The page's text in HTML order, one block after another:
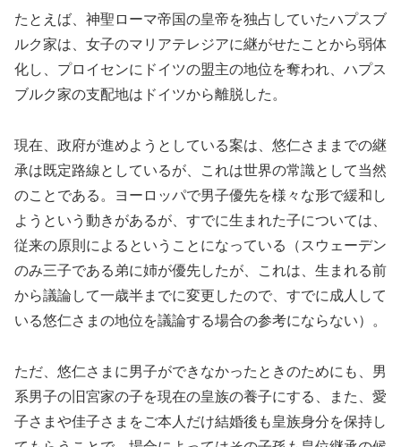
たとえば、神聖ローマ帝国の皇帝を独占していたハプスブ
ルク家は、女子のマリアテレジアに継がせたことから弱体
化し、プロイセンにドイツの盟主の地位を奪われ、ハプス
ブルク家の支配地はドイツから離脱した。
現在、政府が進めようとしている案は、悠仁さままでの継
承は既定路線としているが、これは世界の常識として当然
のことである。ヨーロッパで男子優先を様々な形で緩和し
ようという動きがあるが、すでに生まれた子については、
従来の原則によるということになっている（スウェーデン
のみ三子である弟に姉が優先したが、これは、生まれる前
から議論して一歳半までに変更したので、すでに成人して
いる悠仁さまの地位を議論する場合の参考にならない）。
ただ、悠仁さまに男子ができなかったときのためにも、男
系男子の旧宮家の子を現在の皇族の養子にする、また、愛
子さまや佳子さまをご本人だけ結婚後も皇族身分を保持し